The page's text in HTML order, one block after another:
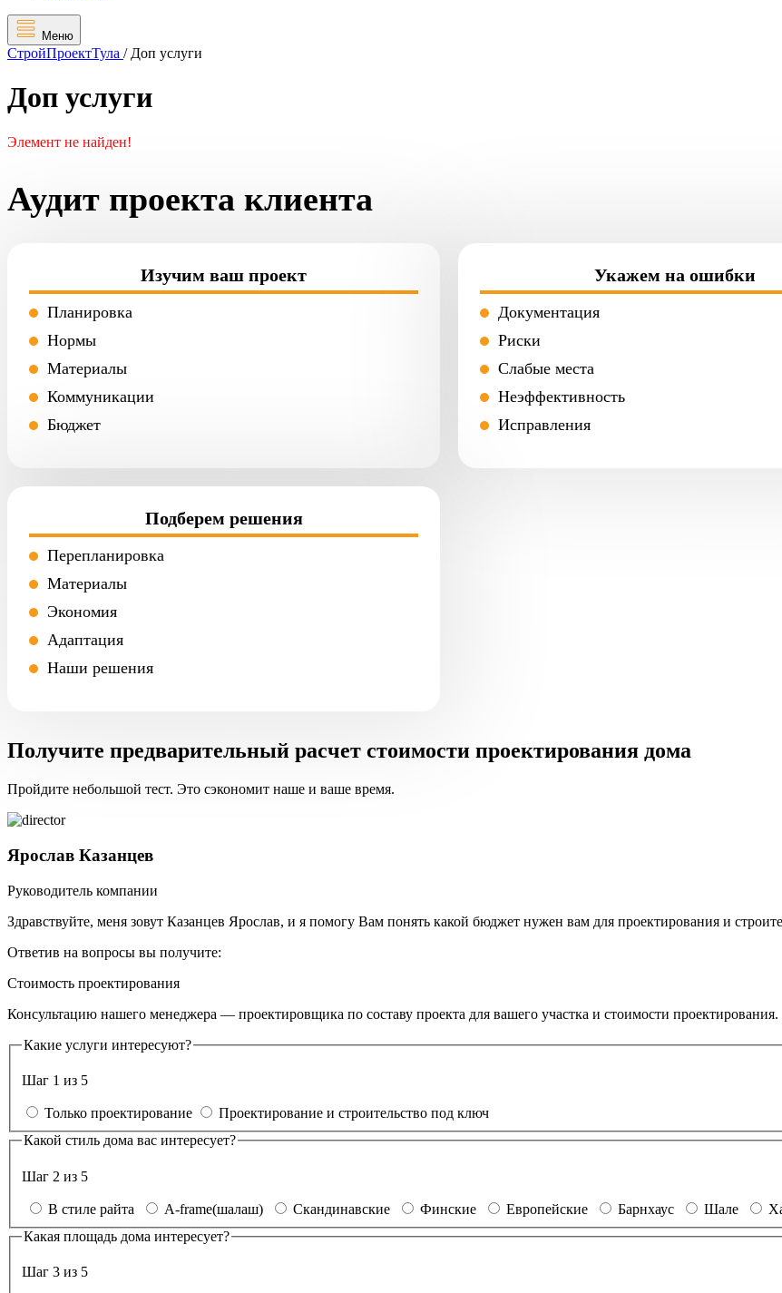
Меню
СтройПроектТула / Доп услуги
Доп услуги
Элемент не найден!
Аудит проекта клиента
Изучим ваш проект
Планировка
Нормы
Материалы
Коммуникации
Бюджет
Укажем на ошибки
Документация
Риски
Слабые места
Неэффективность
Исправления
Подберем решения
Перепланировка
Материалы
Экономия
Адаптация
Наши решения
Получите предварительный расчет стоимости проектирования дома
Пройдите небольшой тест. Это сэкономит наше и ваше время.
Ярослав Казанцев
Руководитель компании
Здравствуйте, меня зовут Казанцев Ярослав, и я помогу Вам понять какой бюджет нужен вам для проектирования и
Ответив на вопросы вы получите:
Стоимость проектирования
Консультацию нашего менеджера — проектировщика по составу проекта для вашего участка и стоимости проектирования.
Какие услуги интересуют?
Шаг 1 из 5
Только проектирование
Проектирование и строительство под ключ
Какой стиль дома вас интересует?
Шаг 2 из 5
В стиле райта A-frame(шалаш) Скандинавские Финские Европейские Барнхаус Шале
Какая площадь дома интересует?
Шаг 3 из 5